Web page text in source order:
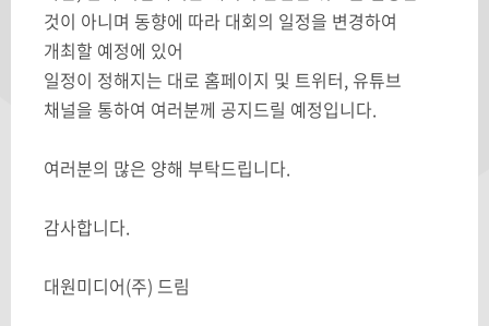
것이 아니며 동향에 따라 대회의 일정을 변경하여
개최할 예정에 있어
일정이 정해지는 대로 홈페이지 및 트위터, 유튜브
채널을 통하여 여러분께 공지드릴 예정입니다.
여러분의 많은 양해 부탁드립니다.
감사합니다.
대원미디어(주) 드림